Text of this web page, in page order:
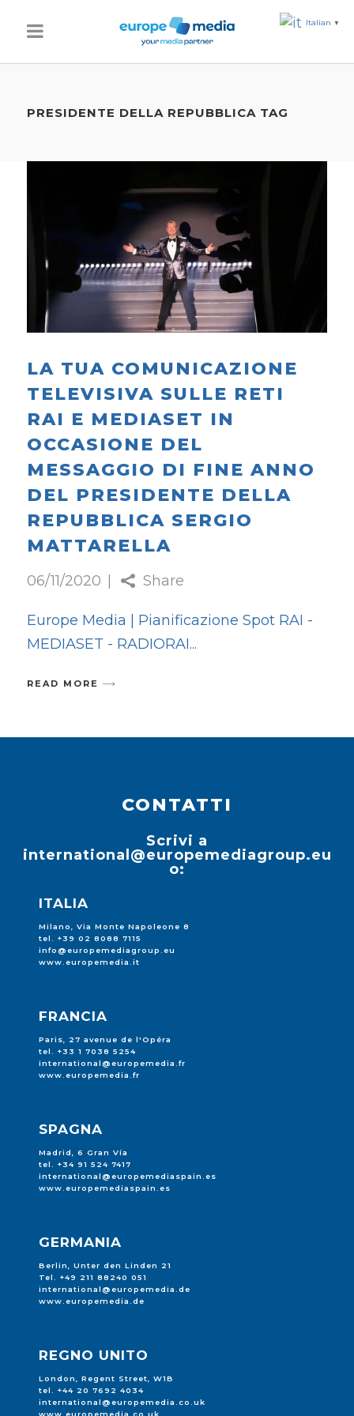
PRESIDENTE DELLA REPUBBLICA TAG
LA TUA COMUNICAZIONE
TELEVISIVA SULLE RETI
RAI E MEDIASET IN
OCCASIONE DEL
MESSAGGIO DI FINE ANNO
DEL PRESIDENTE DELLA
REPUBBLICA SERGIO
MATTARELLA
06/11/2020 Share
Europe Media | Pianificazione Spot RAI -
MEDIASET - RADIORAI
READ MORE
CONTATTI
Scrivi a
international@europemediagroup.eu
o:
ITALIA
Milano, Via Monte Napoleone 8
tel. +39 02 8088 7115
info@europemediagroup.eu
www.europemedia.it
FRANCIA
Paris, 27 avenue de l'Opéra
tel. +33 1 7038 5254
international@europemedia.fr
www.europemedia.fr
SPAGNA
Madrid, 6 Gran Vía
tel. +34 91 524 7417
international@europemediaspain.es
www.europemediaspain.es
GERMANIA
Berlin, Unter den Linden 21
Tel. +49 211 88240 051
international@europemedia.de
www.europemedia.de
REGNO UNITO
London, Regent Street, W1B
tel. +44 20 7692 4034
international@europemedia.co.uk
www.europemedia.co.uk
Italian ▼